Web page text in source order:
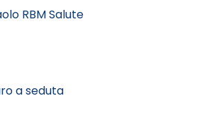
RBM Salute
a seduta